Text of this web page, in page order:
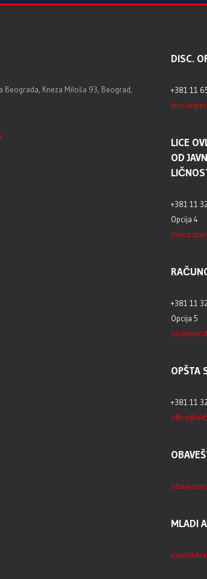
Beograda, Kneza Miloša 93, Beograd,
DISC.
+381 11
LICE
OD
+381 11
Opcija 4
+381 11
Opcija 5
OPŠTA
+381 11
MLADI